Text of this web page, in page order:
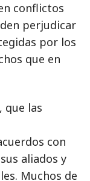
conflictos
perjudicar
por los
que en
que las
con
aliados y
Muchos de